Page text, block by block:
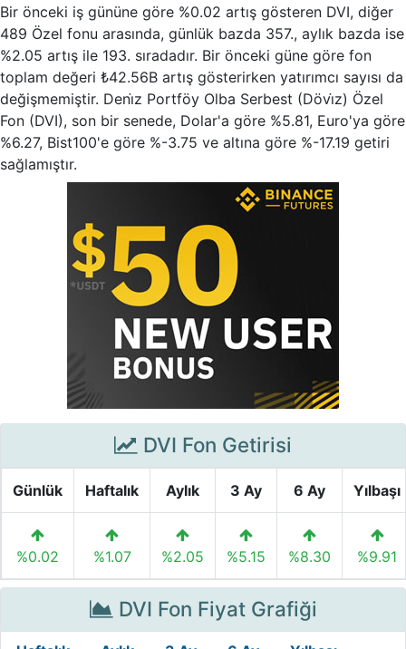
Bir önceki iş gününe göre %0.02 artış gösteren DVI, diğer
489 Özel fonu arasında, günlük bazda 357., aylık bazda ise
%2.05 artış ile 193. sıradadır. Bir önceki güne göre fon
toplam değeri ₺42.56B artış gösterirken yatırımcı sayısı da
değişmemiştir. Deni̇z Portföy Olba Serbest (Dövi̇z) Özel
Fon (DVI), son bir senede, Dolar'a göre %5.81, Euro'ya göre
%6.27, Bist100'e göre %-3.75 ve altına göre %-17.19 getiri
sağlamıştır.
DVI Fon Getirisi
Günlük Haftalık Aylık 3 Ay 6 Ay Yılbaşı
%0.02 %1.07 %2.05 %5.15 %8.30 %9.91
DVI Fon Fiyat Grafiği